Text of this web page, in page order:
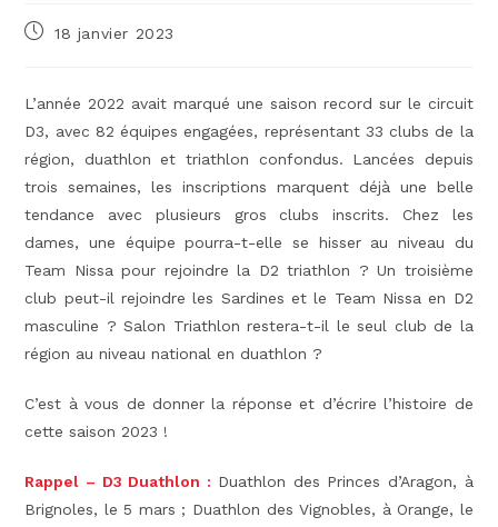
Publication
18 janvier 2023
L’année 2022 avait marqué une saison record sur le circuit
D3, avec 82 équipes engagées, représentant 33 clubs de la
région, duathlon et triathlon confondus. Lancées depuis
trois semaines, les inscriptions marquent déjà une belle
tendance avec plusieurs gros clubs inscrits. Chez les
dames, une équipe pourra-t-elle se hisser au niveau du
Team Nissa pour rejoindre la D2 triathlon ? Un troisième
club peut-il rejoindre les Sardines et le Team Nissa en D2
masculine ? Salon Triathlon restera-t-il le seul club de la
région au niveau national en duathlon ?
C’est à vous de donner la réponse et d’écrire l’histoire de
cette saison 2023 !
Rappel – D3 Duathlon : Duathlon des Princes d’Aragon, à
Brignoles, le 5 mars ; Duathlon des Vignobles, à Orange, le